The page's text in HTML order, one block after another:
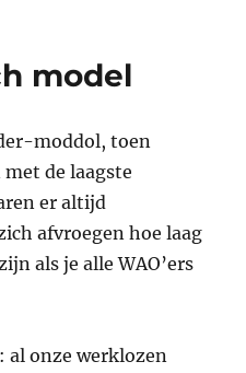
model
moddol, toen
de laagste
er altijd
afvroegen hoe laag
als je alle WAO’ers
al onze werklozen